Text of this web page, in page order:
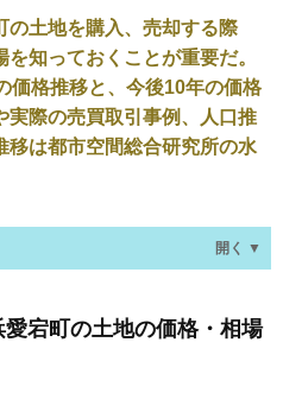
の土地を購入、売却する際
知っておくことが重要だ。
価格推移と、今後10年の価格
実際の売買取引事例、人口推
移は都市空間総合研究所の水
開く ▼
宕町の土地の価格・相場